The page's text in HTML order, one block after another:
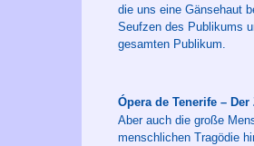
die uns eine Gänsehaut
Seufzen des Publikums
gesamten Publikum.
Ópera de Tenerife – Der
Aber auch die große
menschlichen Tragödie